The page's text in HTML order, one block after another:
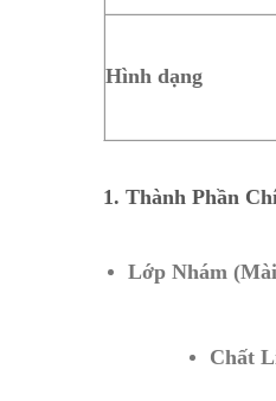
Hình dạng
1. Thành Phần
Lớp Nhám
Chất